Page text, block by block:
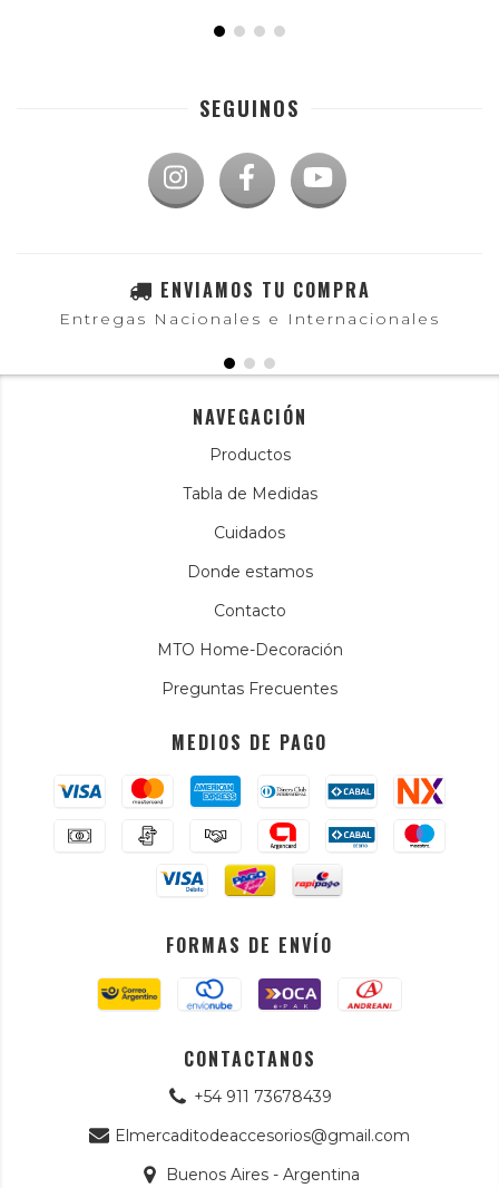
SEGUINOS
ENVIAMOS TU COMPRA
Entregas Nacionales e Internacionales
NAVEGACIÓN
Productos
Tabla de Medidas
Cuidados
Donde estamos
Contacto
MTO Home-Decoración
Preguntas Frecuentes
MEDIOS DE PAGO
FORMAS DE ENVÍO
CONTACTANOS
+54 911 73678439
Elmercaditodeaccesorios@gmail.com
Buenos Aires - Argentina